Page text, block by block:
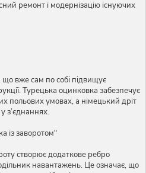
ремонт і модернізацію існуючих
вже сам по собі підвищує
Турецька оцинковка забезпечує
польових умовах, а німецький дріт
у з’єднаннях.
із заворотом"
створює додаткове ребро
навантажень. Це означає, що